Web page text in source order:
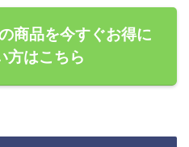
商品を今すぐお得に
方はこちら